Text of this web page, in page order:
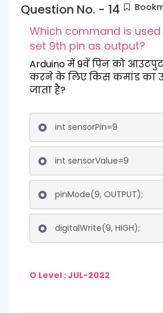
Question No. - 14
Which command is
set 9th pin as output?
Arduino में 9वें पिन को
करने के लिए किस कमांड का
जाता है?
int sensorPin=9
int sensorValue=9
pinMode(9, OUTPUT);
digitalWrite(9, HIGH);
O Level : JUL-2022